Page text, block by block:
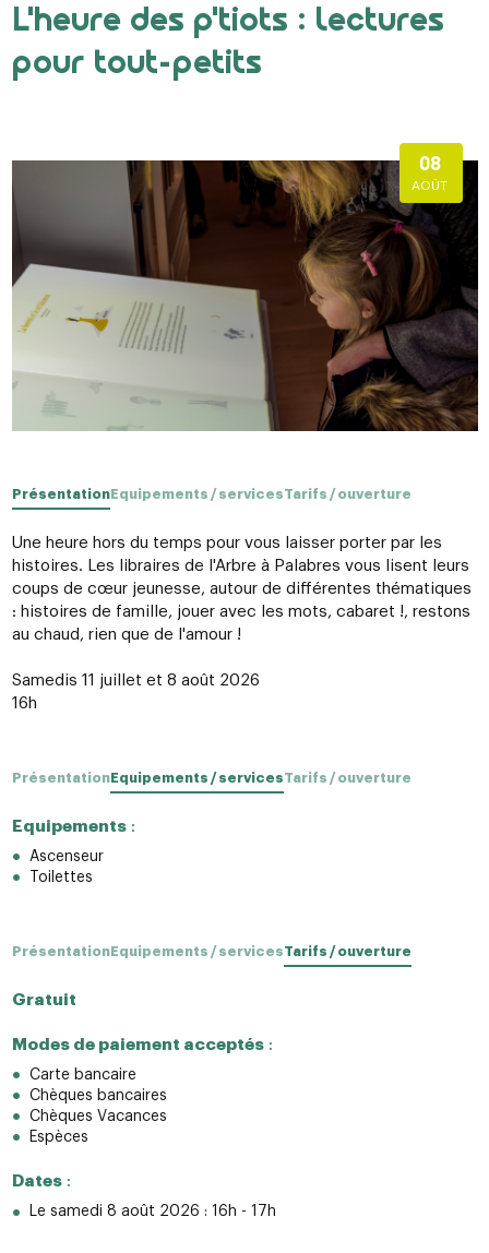
L'heure des p'tiots : lectures
pour tout-petits
08
AOÛT
PrésentationEquipements / servicesTarifs / ouverture
Une heure hors du temps pour vous laisser porter par les
histoires. Les libraires de l'Arbre à Palabres vous lisent leurs
coups de cœur jeunesse, autour de différentes thématiques
: histoires de famille, jouer avec les mots, cabaret !, restons
au chaud, rien que de l'amour !
Samedis 11 juillet et 8 août 2026
16h
PrésentationEquipements / servicesTarifs / ouverture
Equipements:
Ascenseur
Toilettes
PrésentationEquipements / servicesTarifs / ouverture
Gratuit
Modes de paiement acceptés:
Carte bancaire
Chèques bancaires
Chèques Vacances
Espèces
Dates:
Le samedi 8 août 2026 : 16h - 17h